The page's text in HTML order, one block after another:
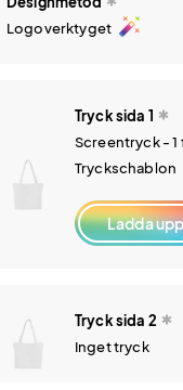
Logoverktyget auto_fix_high
Tryck sida 1
Screentryck - 1
Tryckschablon
Ladda
Tryck sida 2
Inget tryck